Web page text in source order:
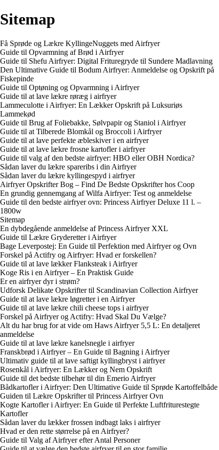
Sitemap
Få Sprøde og Lækre KyllingeNuggets med Airfryer
Guide til Opvarmning af Brød i Airfryer
Guide til Shefu Airfryer: Digital Frituregryde til Sundere Madlavning
Den Ultimative Guide til Bodum Airfryer: Anmeldelse og Opskrift på
Fiskepinde
Guide til Optøning og Opvarmning i Airfryer
Guide til at lave lækre røræg i airfryer
Lammeculotte i Airfryer: En Lækker Opskrift på Luksuriøs
Lammekød
Guide til Brug af Foliebakke, Sølvpapir og Staniol i Airfryer
Guide til at Tilberede Blomkål og Broccoli i Airfryer
Guide til at lave perfekte æbleskiver i en airfryer
Guide til at lave lækre frosne kartofler i airfryer
Guide til valg af den bedste airfryer: HBO eller OBH Nordica?
Sådan laver du lækre spareribs i din Airfryer
Sådan laver du lækre kyllingespyd i airfryer
Airfryer Opskrifter Bog – Find De Bedste Opskrifter hos Coop
En grundig gennemgang af Wilfa Airfryer: Test og anmeldelse
Guide til den bedste airfryer ovn: Princess Airfryer Deluxe 11 l. –
1800w
Sitemap
En dybdegående anmeldelse af Princess Airfryer XXL
Guide til Lækre Gryderetter i Airfryer
Bage Leverpostej: En Guide til Perfektion med Airfryer og Ovn
Forskel på Actifry og Airfryer: Hvad er forskellen?
Guide til at lave lækker Flanksteak i Airfryer
Koge Ris i en Airfryer – En Praktisk Guide
Er en airfryer dyr i strøm?
Udforsk Delikate Opskrifter til Scandinavian Collection Airfryer
Guide til at lave lækre løgretter i en Airfryer
Guide til at lave lækre chili cheese tops i airfryer
Forskel på Airfryer og Actifry: Hvad Skal Du Vælge?
Alt du har brug for at vide om Haws Airfryer 5,5 L: En detaljeret
anmeldelse
Guide til at lave lækre kanelsnegle i airfryer
Franskbrød i Airfryer – En Guide til Bagning i Airfryer
Ultimativ guide til at lave saftigt kyllingbryst i airfryer
Rosenkål i Airfryer: En Lækker og Nem Opskrift
Guide til det bedste tilbehør til din Emerio Airfryer
Bådkartofler i Airfryer: Den Ultimative Guide til Sprøde Kartoffelbåde
Guiden til Lækre Opskrifter til Princess Airfryer Ovn
Kogte Kartofler i Airfryer: En Guide til Perfekte Luftfriturestegte
Kartofler
Sådan laver du lækker frossen indbagt laks i airfryer
Hvad er den rette størrelse på en Airfryer?
Guide til Valg af Airfryer efter Antal Personer